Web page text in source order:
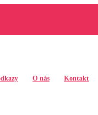
O nás Kontakt